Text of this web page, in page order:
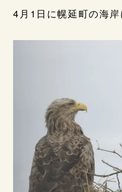
4月1日に幌延町の海岸